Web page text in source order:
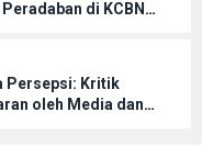
di KCBN
Persepsi: Kritik
oleh Media dan